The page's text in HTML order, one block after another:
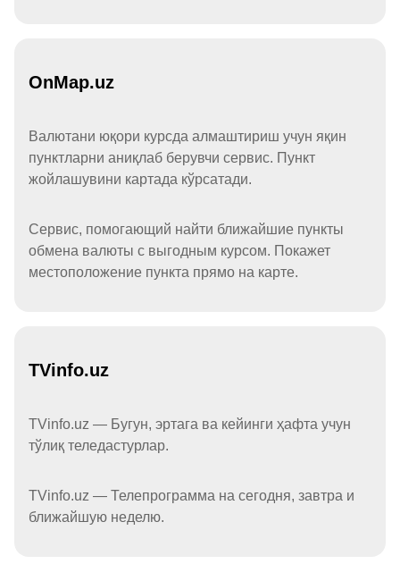
OnMap.uz
Валютани юқори курсда алмаштириш учун яқин
пунктларни аниқлаб берувчи сервис. Пункт
жойлашувини картада кўрсатади.
Сервис, помогающий найти ближайшие пункты
обмена валюты с выгодным курсом. Покажет
местоположение пункта прямо на карте.
TVinfo.uz
TVinfo.uz — Бугун, эртага ва кейинги ҳафта учун
тўлиқ теледастурлар.
TVinfo.uz — Телепрограмма на сегодня, завтра и
ближайшую неделю.